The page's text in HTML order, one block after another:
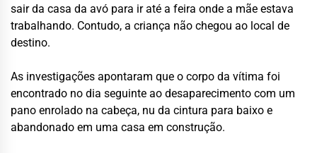
sair da casa da avó para ir até a feira onde a mãe estava
trabalhando. Contudo, a criança não chegou ao local de
destino.
As investigações apontaram que o corpo da vítima foi
encontrado no dia seguinte ao desaparecimento com um
pano enrolado na cabeça, nu da cintura para baixo e
abandonado em uma casa em construção.